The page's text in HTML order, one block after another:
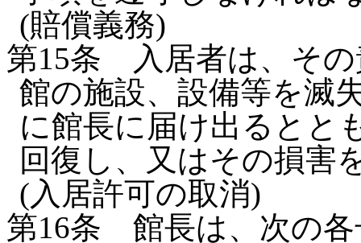
(賠償義務)
第15条
入居者は、そ
館の施設、設備等を滅
に館長に届け出るとと
回復し、又はその損害
(入居許可の取消)
第16条 館長は、次の